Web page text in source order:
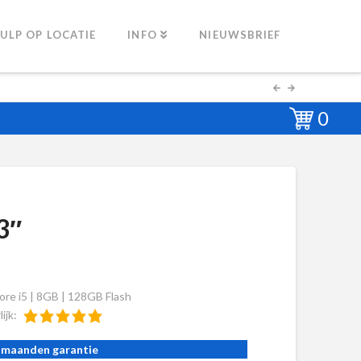
OP LOCATIE INFO NIEUWSBRIEF
0
i5 | 8GB | 128GB Flash
maanden garantie